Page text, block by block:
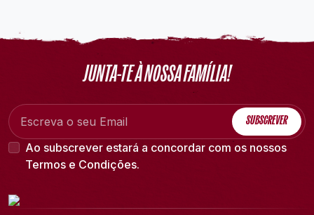
JUNTA-TE À NOSSA FAMÍLIA!
SUBSCREVER
Ao subscrever estará a concordar com os nossos
Termos e Condições.